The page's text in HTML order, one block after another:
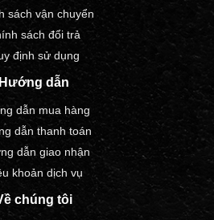
sách vận chuyển
sách đổi trả
định sử dụng
Hướng dẫn
dẫn mua hàng
dẫn thanh toán
dẫn giao nhận
khoản dịch vụ
chúng tôi